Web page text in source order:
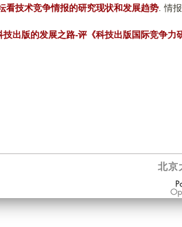
看技术竞争情报的研究现状和发展趋势. 情
出版的发展之路-评《科技出版国际竞争力
北京